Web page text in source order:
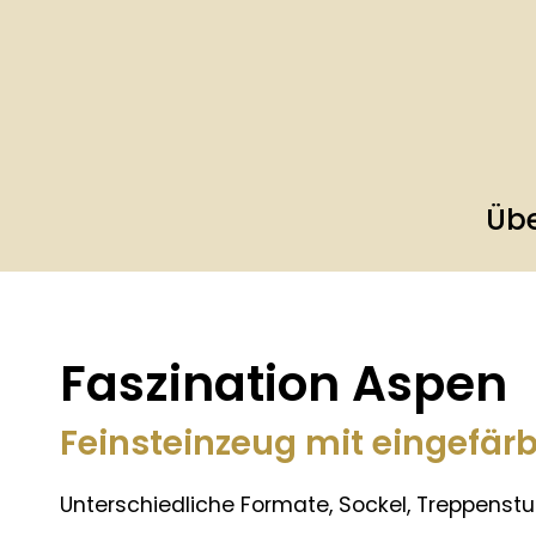
Faszination Aspen
Feinsteinzeug mit
Unterschiedliche Formate, Sockel,